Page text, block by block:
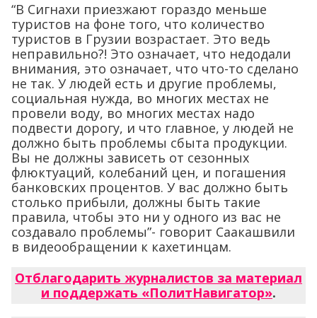
“В Сигнахи приезжают гораздо меньше
туристов на фоне того, что количество
туристов в Грузии возрастает. Это ведь
неправильно?! Это означает, что недодали
внимания, это означает, что что-то сделано
не так. У людей есть и другие проблемы,
социальная нужда, во многих местах не
провели воду, во многих местах надо
подвести дорогу, и что главное, у людей не
должно быть проблемы сбыта продукции.
Вы не должны зависеть от сезонных
флюктуаций, колебаний цен, и погашения
банковских процентов. У вас должно быть
столько прибыли, должны быть такие
правила, чтобы это ни у одного из вас не
создавало проблемы”- говорит Саакашвили
в видеообращении к кахетинцам.
Отблагодарить журналистов за материал
и поддержать «ПолитНавигатор».